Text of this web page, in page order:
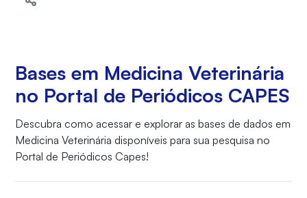
Bases em Medicina Veterinária
no Portal de Periódicos CAPES
Descubra como acessar e explorar as bases de dados em
Medicina Veterinária disponíveis para sua pesquisa no
Portal de Periódicos Capes!